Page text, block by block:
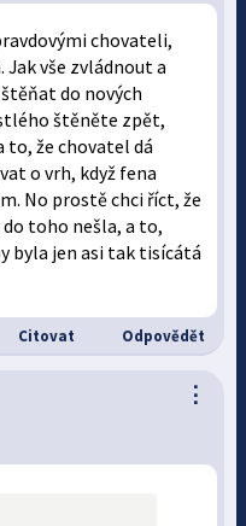
chovateli,
Jak vše zvládnout a
do nových
štěněte zpět,
to, že chovatel dá
o vrh, když fena
No prostě chci říct, že
toho nešla, a to,
byla jen asi tak tisícátá
Citovat Odpovědět
⋮